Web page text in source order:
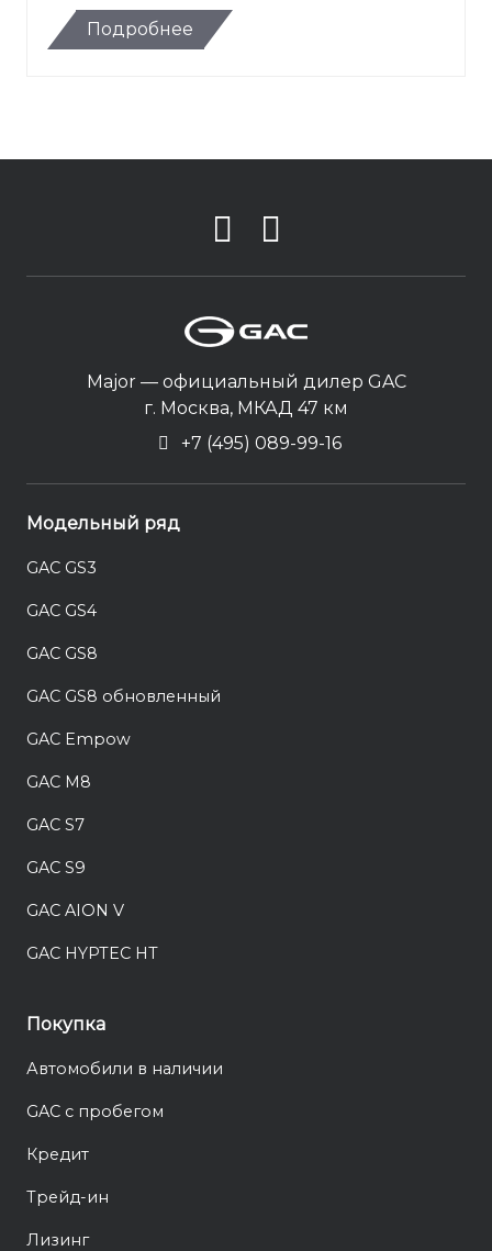
местных условий, зимний пакет, сервисы Яндекса
и VK, а стартовая цена модели составила от 5 999
Подробнее
Major — официальный дилер GAC
г. Москва, МКАД 47 км
+7 (495) 089-99-16
Модельный ряд
GAC GS3
GAC GS4
GAC GS8
GAC GS8 обновленный
GAC Empow
GAC M8
GAC S7
GAC S9
GAC AION V
GAC HYPTEC HT
Покупка
Автомобили в наличии
GAC с пробегом
Кредит
Трейд-ин
Лизинг